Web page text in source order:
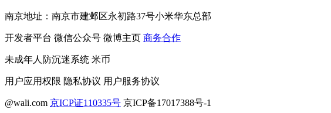
南京地址：南京市建邺区永初路37号小米华东总部
开发者平台 微信公众号 微博主页 商务合作
未成年人防沉迷系统 米币
用户应用权限 隐私协议 用户服务协议
@wali.com 京ICP证110335号 京ICP备17017388号-1